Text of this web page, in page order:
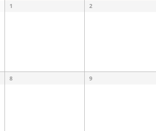
1 2
8 9